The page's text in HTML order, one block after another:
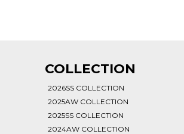
COLLECTION
2026SS COLLECTION
2025AW COLLECTION
2025SS COLLECTION
2024AW COLLECTION